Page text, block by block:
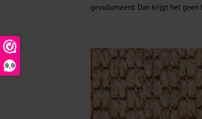
9,9
gevollumeerd. Dan krijgt het